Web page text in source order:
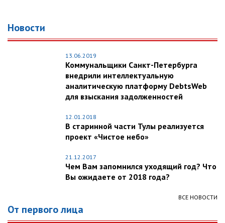
Новости
13.06.2019
Коммунальщики Санкт-Петербурга
внедрили интеллектуальную
аналитическую платформу DebtsWeb
для взыскания задолженностей
12.01.2018
В старинной части Тулы реализуется
проект «Чистое небо»
21.12.2017
Чем Вам запомнился уходящий год? Что
Вы ожидаете от 2018 года?
ВСЕ НОВОСТИ
От первого лица